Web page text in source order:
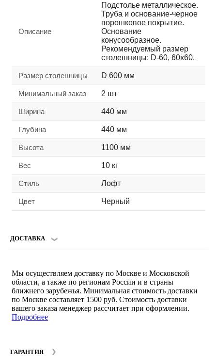
Описание
Подстолье металлическое.
Труба и основание-черное
порошковое покрытие.
Основание
конусообразное.
Рекомендуемый размер
столешницы: D-60, 60х60.
Размер столешницы D 600 мм
Минимальный заказ 2 шт
Ширина 440 мм
Глубина 440 мм
Высота 1100 мм
Вес 10 кг
Стиль Лофт
Цвет Черный
ДОСТАВКА
Мы осуществляем доставку по Москве и Московской
области, а также по регионам России и в страны
ближнего зарубежья. Минимальная стоимость доставки
по Москве составляет 1500 руб. Стоимость доставки
вашего заказа менеджер рассчитает при оформлении.
Подробнее
ГАРАНТИЯ